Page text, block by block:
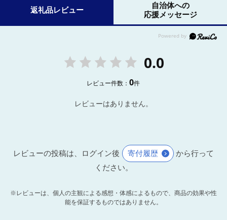
返礼品レビュー
自治体への
応援メッセージ
0.0
レビュー件数：0件
レビューはありません。
レビューの投稿は、ログイン後 寄付履歴
から行って
ください。
※レビューは、個人の主観による感想・体感によるもので、商品の効果や性
能を保証するものではありません。